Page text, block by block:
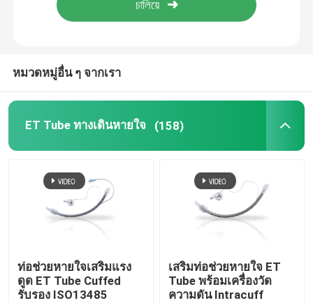
ทัวร์โรงงาน
ควบคุมคุณภาพ
ติดต่อเรา
ขออ้าง
ET Tube ทางเดินหายใจ
หมวดหมู่อื่น ๆ จากเรา
ET Tube ทางเดินหายใจ (158)
ท่อช่วยหายใจเสริมแรง
ดูด ET Tube Cuffed
รับรอง ISO13485
เสริมท่อช่วยหายใจ ET
Tube พร้อมเครื่องวัด
ความดัน Intracuff